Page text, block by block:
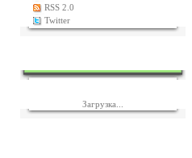
RSS 2.0
Twitter
Загрузка...